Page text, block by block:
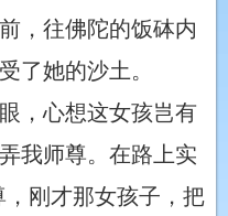
，往佛陀的饭砵内
了她的沙土。
，心想这女孩岂有
我师尊。在路上实
刚才那女孩子，把